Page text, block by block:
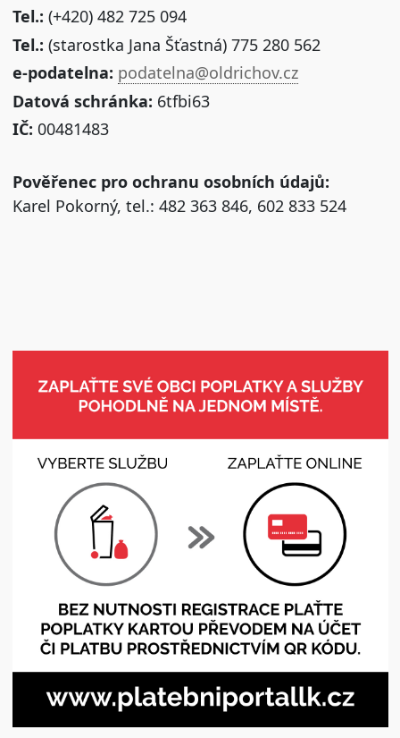
Tel.: (+420) 482 725 094
Tel.: (starostka Jana Šťastná) 775 280 562
e-podatelna: podatelna@oldrichov.cz
Datová schránka: 6tfbi63
IČ: 00481483
Pověřenec pro ochranu osobních údajů:
Karel Pokorný, tel.: 482 363 846, 602 833 524